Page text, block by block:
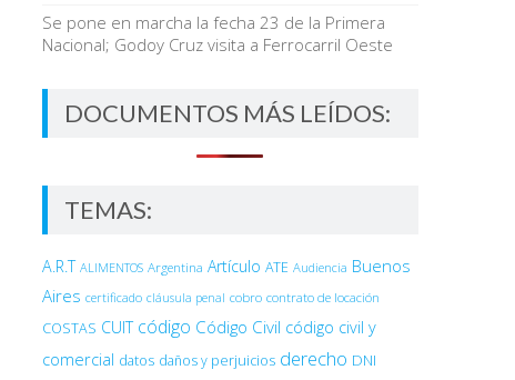
Se pone en marcha la fecha 23 de la Primera
Nacional; Godoy Cruz visita a Ferrocarril Oeste
DOCUMENTOS MÁS LEÍDOS:
TEMAS:
A.R.T ALIMENTOS Argentina Artículo ATE Audiencia Buenos
Aires certificado cláusula penal cobro contrato de locación
COSTAS CUIT código Código Civil código civil y
comercial datos daños y perjuicios derecho DNI